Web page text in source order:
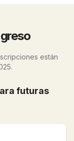
están
futuras